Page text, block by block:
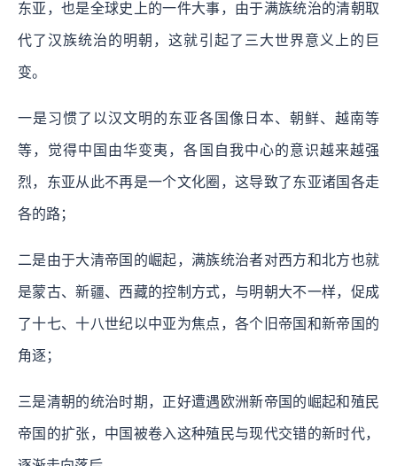
东亚，也是全球史上的一件大事，由于满族统治的清朝取
代了汉族统治的明朝，这就引起了三大世界意义上的巨
变。
一是习惯了以汉文明的东亚各国像日本、朝鲜、越南等
等，觉得中国由华变夷，各国自我中心的意识越来越强
烈，东亚从此不再是一个文化圈，这导致了东亚诸国各走
各的路；
二是由于大清帝国的崛起，满族统治者对西方和北方也就
是蒙古、新疆、西藏的控制方式，与明朝大不一样，促成
了十七、十八世纪以中亚为焦点，各个旧帝国和新帝国的
角逐；
三是清朝的统治时期，正好遭遇欧洲新帝国的崛起和殖民
帝国的扩张，中国被卷入这种殖民与现代交错的新时代，